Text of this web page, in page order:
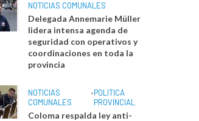
NOTICIAS COMUNALES
Delegada Annemarie Müller
lidera intensa agenda de
seguridad con operativos y
coordinaciones en toda la
provincia
NOTICIAS
COMUNALES
•POLITICA
PROVINCIAL
Coloma respalda ley anti-